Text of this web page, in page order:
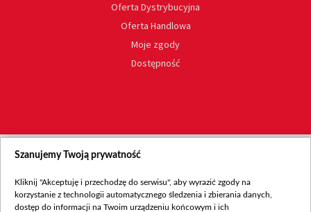
Oferta Dystrybucyjna
Oferta Handlowa
Moje zgody
Dostępność
Szanujemy Twoją prywatność
Kliknij "Akceptuję i przechodzę do serwisu", aby wyrazić zgody na
korzystanie z technologii automatycznego śledzenia i zbierania danych,
dostęp do informacji na Twoim urządzeniu końcowym i ich